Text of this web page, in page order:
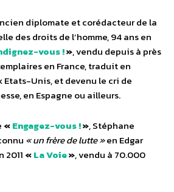
diplomate et corédacteur de la
des droits de l’homme, 94 ans en
vous !», vendu depuis à près
en France, traduit en
Etats-Unis, et devenu le cri de
en Espagne ou ailleurs.
«Engagez-vous !», Stéphane
« un frère de lutte »en Edgar
«La Voie», vendu à 70.000